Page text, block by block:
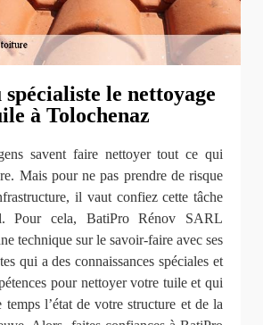
le nettoyage
à Tolochenaz
savent faire nettoyer tout ce qui
Mais pour ne pas prendre de risque
il vaut confiez cette tâche
Pour cela, BatiPro Rénov SARL
technique sur le savoir-faire avec ses
qui a des connaissances spéciales et
pour nettoyer votre tuile et qui
temps l’état de votre structure et de la